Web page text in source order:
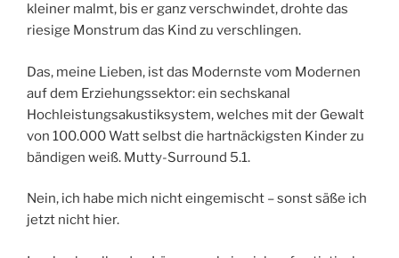
kleiner malmt, bis er ganz verschwindet, drohte das
riesige Monstrum das Kind zu verschlingen.
Das, meine Lieben, ist das Modernste vom Modernen
auf dem Erziehungssektor: ein sechskanal
Hochleistungsakustiksystem, welches mit der Gewalt
von 100.000 Watt selbst die hartnäckigsten Kinder zu
bändigen weiß. Mutty-Surround 5.1.
Nein, ich habe mich nicht eingemischt – sonst säße ich
jetzt nicht hier.